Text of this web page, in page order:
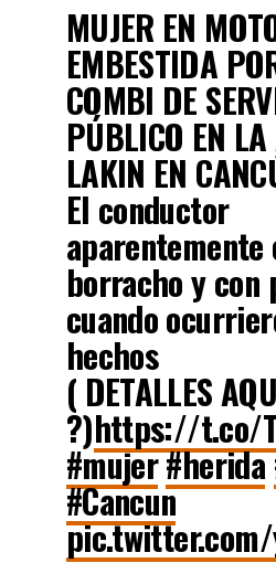
MUJER EN
EMBESTIDA
COMBI DE
PÚBLICO EN
LAKIN EN
El conductor
borracho y con
cuando
hechos
( DETALLES
?)https://t.co/
#mujer#herida
#Cancun
pic.twitter.com/